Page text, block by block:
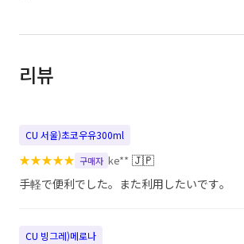
리뷰
CU 서울)초코우유300ml
★★★★★ 구매자 ke** 🇯🇵
手軽で便利でした。また利用したいです。
CU 빙그레)메로나